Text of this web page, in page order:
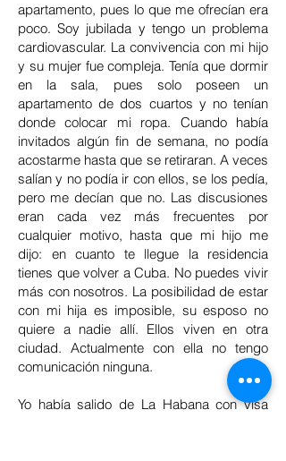
apartamento, pues lo que me ofrecían era
poco. Soy jubilada y tengo un problema
cardiovascular. La convivencia con mi hijo
y su mujer fue compleja. Tenía que dormir
en la sala, pues solo poseen un
apartamento de dos cuartos y no tenían
donde colocar mi ropa. Cuando había
invitados algún fin de semana, no podía
acostarme hasta que se retiraran. A veces
salían y no podía ir con ellos, se los pedía,
pero me decían que no. Las discusiones
eran cada vez más frecuentes por
cualquier motivo, hasta que mi hijo me
dijo: en cuanto te llegue la residencia
tienes que volver a Cuba. No puedes vivir
más con nosotros. La posibilidad de estar
con mi hija es imposible, su esposo no
quiere a nadie allí. Ellos viven en otra
ciudad. Actualmente con ella no tengo
comunicación ninguna.
Yo había salido de La Habana con visa